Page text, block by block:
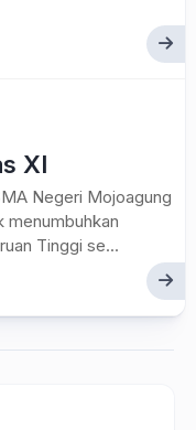
XI
Negeri Mojoagung
menumbuhkan
Tinggi se...